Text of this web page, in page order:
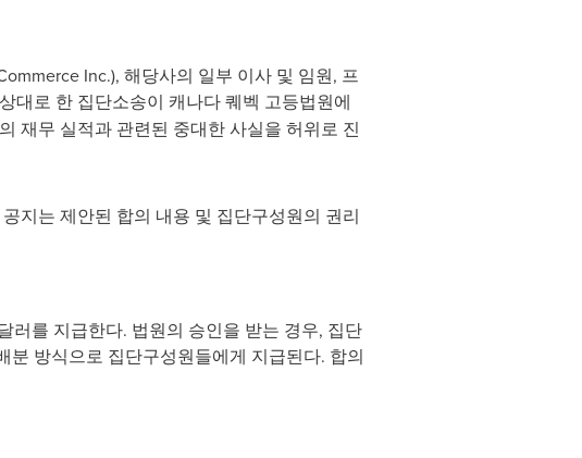
Inc.), 해당사의 일부 이사 및 임원, 프
대로 한 집단소송이 캐나다 퀘벡 고등법원에
재무 실적과 관련된 중대한 사실을 허위로 진
지는 제안된 합의 내용 및 집단구성원의 권리
러를 지급한다. 법원의 승인을 받는 경우, 집단
방식으로 집단구성원들에게 지급된다. 합의